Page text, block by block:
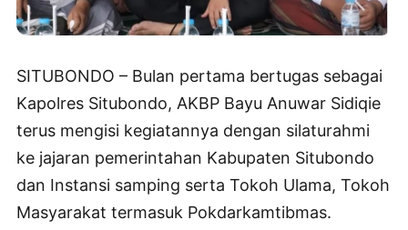
SITUBONDO – Bulan pertama bertugas sebagai
Kapolres Situbondo, AKBP Bayu Anuwar Sidiqie
terus mengisi kegiatannya dengan silaturahmi
ke jajaran pemerintahan Kabupaten Situbondo
dan Instansi samping serta Tokoh Ulama, Tokoh
Masyarakat termasuk Pokdarkamtibmas.